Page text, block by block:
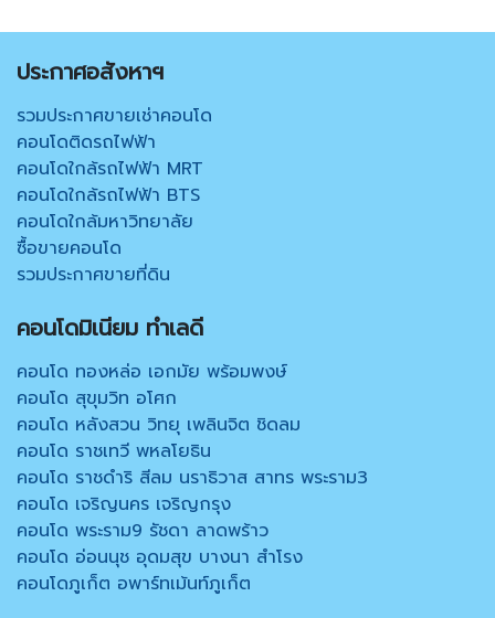
ประกาศอสังหาฯ
รวมประกาศขายเช่าคอนโด
คอนโดติดรถไฟฟ้า
คอนโดใกล้รถไฟฟ้า MRT
คอนโดใกล้รถไฟฟ้า BTS
คอนโดใกล้มหาวิทยาลัย
ซื้อขายคอนโด
รวมประกาศขายที่ดิน
คอนโดมิเนียม ทำเลดี
คอนโด ทองหล่อ เอกมัย พร้อมพงษ์
คอนโด สุขุมวิท อโศก
คอนโด หลังสวน วิทยุ เพลินจิต ชิดลม
คอนโด ราชเทวี พหลโยธิน
คอนโด ราชดำริ สีลม นราธิวาส สาทร พระราม3
คอนโด เจริญนคร เจริญกรุง
คอนโด พระราม9 รัชดา ลาดพร้าว
คอนโด อ่อนนุช อุดมสุข บางนา สำโรง
คอนโดภูเก็ต อพาร์ทเม้นท์ภูเก็ต